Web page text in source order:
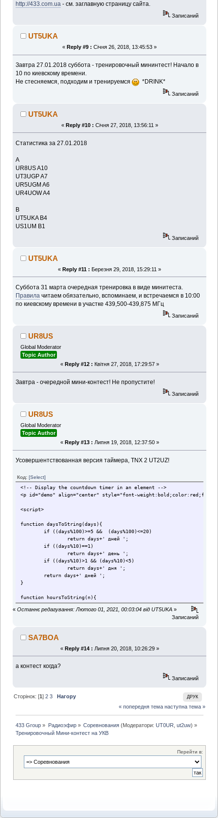
http://433.com.ua - см. заглавную страницу сайта.
Записаний
UT5UKA
« Reply #9 : Січня 26, 2018, 13:45:53 »
Завтра 27.01.2018 суббота - тренировочный мининтест! Начало в
10 по киевскому времени.
Не стесняемся, подходим и тренируемся
*DRINK*
Записаний
UT5UKA
« Reply #10 : Січня 27, 2018, 13:56:11 »
Статистика за 27.01.2018
A
UR8US A10
UT3UGP A7
UR5UGM A6
UR4UOW A4
B
UT5UKA B4
US1UM B1
Записаний
UT5UKA
« Reply #11 : Березня 29, 2018, 15:29:11 »
Суббота 31 марта очередная тренировка в виде минитеста.
Правила читаем обязательно, вспоминаем, и встречаемся в 10:00
по киевскому времени в участке 439,500-439,875 МГц
Записаний
UR8US
Global Moderator
Topic Author
« Reply #12 : Квітня 27, 2018, 17:29:57 »
Завтра - очередной мини-контест! Не пропустите!
Записаний
UR8US
Global Moderator
Topic Author
« Reply #13 : Липня 19, 2018, 12:37:50 »
Усовершентствованная версия таймера, TNX 2 UT2UZ!
Код:[Select]
<!-- Display the countdown timer in an element -->
<p id="demo" align="center" style="font-weight:bold;color:red;font-
<script>
function daysToString(days){
if ((days%100)>=5 && (days%100)<=20)
return days+' дней ';
if ((days%10)==1)
return days+' день ';
if ((days%10)>1 && (days%10)<5)
return days+' дня ';
return days+' дней ';
}
function hoursToString(n){
if ((n%100)>=5 && (n%100)<=20)
return n+' часов ';
return n+' час ';
if ((n%10)>1 && (n%10)<5)
return n+' часов ';
}
function minutesToString(n){
return n+' минута ';
return n+' минуты ';
return n+' минут ';
function secondsToString(n){
if ((n%10)>1 && (n%10)<5)
« Останнє редагування: Лютого 01, 2021, 00:03:04 від UT5UKA »
Записаний
SA7BOA
« Reply #14 : Липня 20, 2018, 10:26:29 »
а контест когда?
Записаний
ДРУК
Сторінок: [1]2 3
Нагору
« попередня тема наступна тема »
433 Group » Радиоэфир» Соревнования(Модератори: UT0UR ut2uw) »
Тренировочный Мини-контест на УКВ
Перейти в: